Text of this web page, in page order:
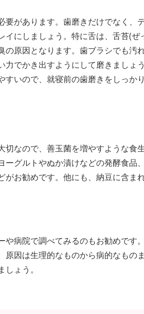
があります。歯磨きだけでなく、
にしましょう。特に舌は、舌苔(ぜ
原因となります。歯ブラシでも汚
でかき出すようにして磨きましょ
いので、就寝前の歯磨きをしっか
切なので、善玉菌を増やすような食
ーグルトやぬか漬けなどの発酵食品
がお勧めです。他にも、納豆に含ま
病院で調べてみるのもお勧めです
原因は生理的なものから病的なもの
ょう。